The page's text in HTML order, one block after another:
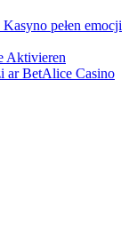
pełen emocji
Aktivieren
ar BetAlice Casino